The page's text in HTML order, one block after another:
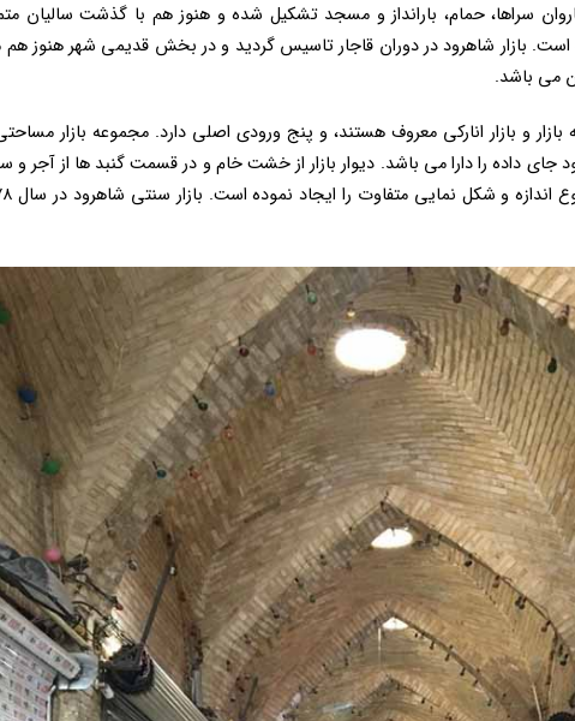
سراها، حمام، بارانداز و مسجد تشکیل شده و هنوز هم با گذشت سالیان
بازار شاهرود در دوران قاجار تاسیس گردید و در بخش قدیمی شهر هنوز
می باشد.
۲۵۰ مغازه را در خود جای داده را دارا می باشد. دیوار بازار از خشت خام و در قسمت گنبد ها از آجر